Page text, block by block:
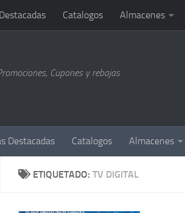
Catalogos Almacenes
Cupones y rebajas
Destacadas Catalogos Almacenes
ETIQUETADO: TV DIGITAL